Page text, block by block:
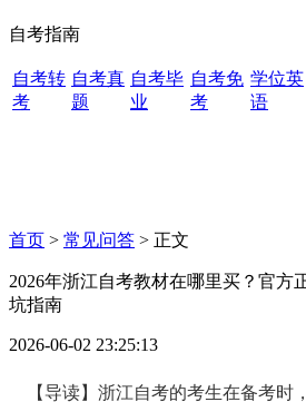
自考指南
自考转
考
自考真
题
自考毕
业
自考免
考
学位英
语
首页 > 常见问答 > 正文
2026年浙江自考教材在哪里买？官方
坑指南
2026-06-02 23:25:13
【导读】浙江自考的考生在备考时